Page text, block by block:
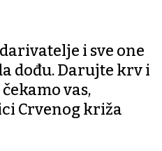
i sve one
dođu. Darujte krv i
vas,
Crvenog križa